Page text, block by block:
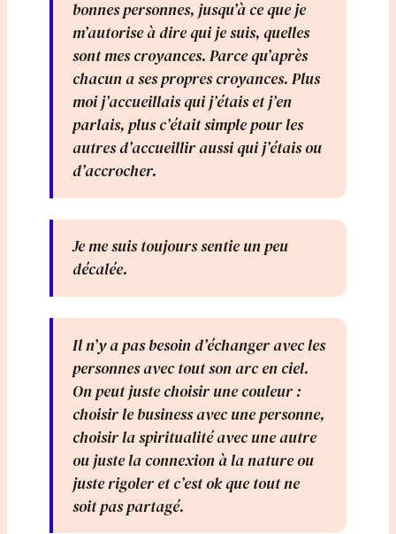
bonnes personnes, jusqu’à ce que je
m’autorise à dire qui je suis, quelles
sont mes croyances. Parce qu’après
chacun a ses propres croyances. Plus
moi j’accueillais qui j’étais et j’en
parlais, plus c’était simple pour les
autres d’accueillir aussi qui j’étais ou
d’accrocher.
Je me suis toujours sentie un peu
décalée.
Il n’y a pas besoin d’échanger avec les
personnes avec tout son arc en ciel.
On peut juste choisir une couleur :
choisir le business avec une personne,
choisir la spiritualité avec une autre
ou juste la connexion à la nature ou
juste rigoler et c’est ok que tout ne
soit pas partagé.